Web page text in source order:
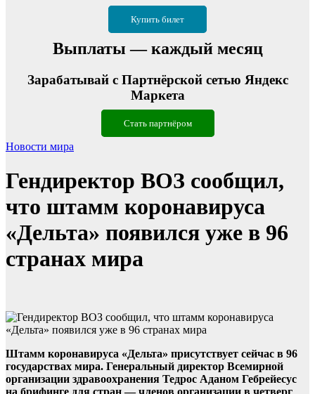
Купить билет
Выплаты — каждый месяц
Зарабатывай с Партнёрской сетью Яндекс
Маркета
Стать партнёром
Новости мира
Гендиректор ВОЗ сообщил,
что штамм коронавируса
«Дельта» появился уже в 96
странах мира
Штамм коронавируса «Дельта» присутствует сейчас в 96
государствах мира. Генеральный директор Всемирной
организации здравоохранения Тедрос Аданом Гебрейесус
на брифинге для стран — членов организации в четверг